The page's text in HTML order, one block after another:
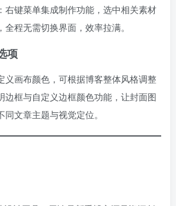
右键菜单集成制作功能，选中相关素材
全程无需切换界面，效率拉满。
项
义画布颜色，可根据博客整体风格调整
边框与自定义边框颜色功能，让封面图
文章主题与视觉定位。